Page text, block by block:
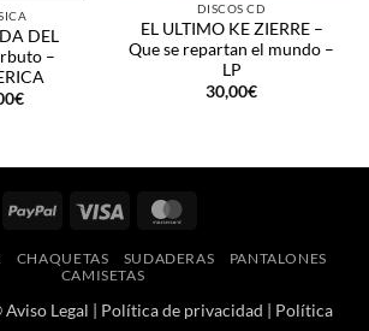
DEL
–
€El
DISCOS CD
EL ULTIMO KE ZIERRE –
Que se repartan el mundo –
LP
30,00€
PayPal Visa
CHAQUETAS SUDADERAS
PANTALONES
CAMISETAS
Aviso Legal | Política de privacidad | Política